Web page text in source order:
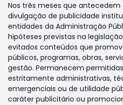
Nos três meses que antecedem
divulgação de publicidade
entidades da Administração
hipóteses previstas na
evitados conteúdos que
públicos, programas, obras,
gestão. Permanecem
estritamente administrativas,
emergenciais ou de utilidade
caráter publicitário ou